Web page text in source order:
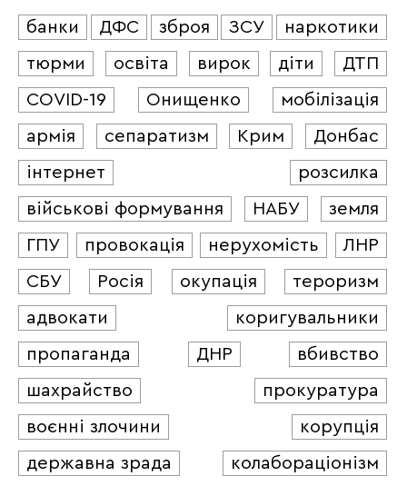
банки ДФС зброя ЗСУ
наркотики
тюрми
освіта вирок діти
ДТП
COVID-19
Онищенко
мобілізація
армія
сепаратизм Крим
Донбас
інтернет
розсилка
військові формування
НАБУ
земля
ГПУ
провокація нерухомість
ЛНР
СБУ
Росія окупація
тероризм
адвокати
коригувальники
пропаганда
ДНР
вбивство
шахрайство
прокуратура
воєнні злочини
корупція
державна зрада
колабораціонізм